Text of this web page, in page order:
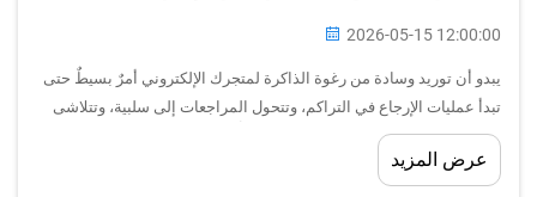
2026-05-15 12:00:00
يبدو أن توريد وسادة من رغوة الذاكرة لمتجرك الإلكتروني أمرٌ بسيطٌ حتى
تبدأ عمليات الإرجاع في التراكم، وتتحول المراجعات إلى سلبية، وتتلاشى
هامش ربحك بسبب تكاليف الاسترداد. ويُقلِّل البائعون الصغار الذين
يدخلون سوق إكسسوارات النوم باستمرار من تقدير...
عرض المزيد